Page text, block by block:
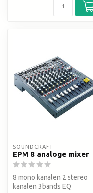
SOUNDCRAFT
EPM 8 analoge mixer
8 mono kanalen 2 stereo
kanalen 3bands EQ